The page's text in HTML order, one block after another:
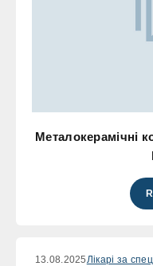
Металокерамічні
13.08.2025 Лікарі за